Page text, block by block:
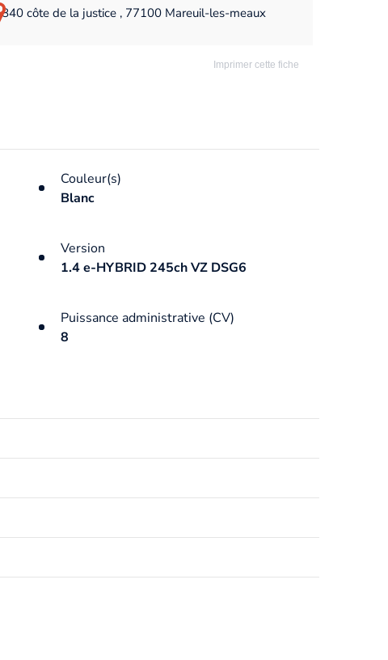
840 côte de la justice , 77100 Mareuil-les-meaux
Imprimer cette fiche
Couleur(s)
Blanc
Version
1.4 e-HYBRID 245ch VZ DSG6
Puissance administrative (CV)
8